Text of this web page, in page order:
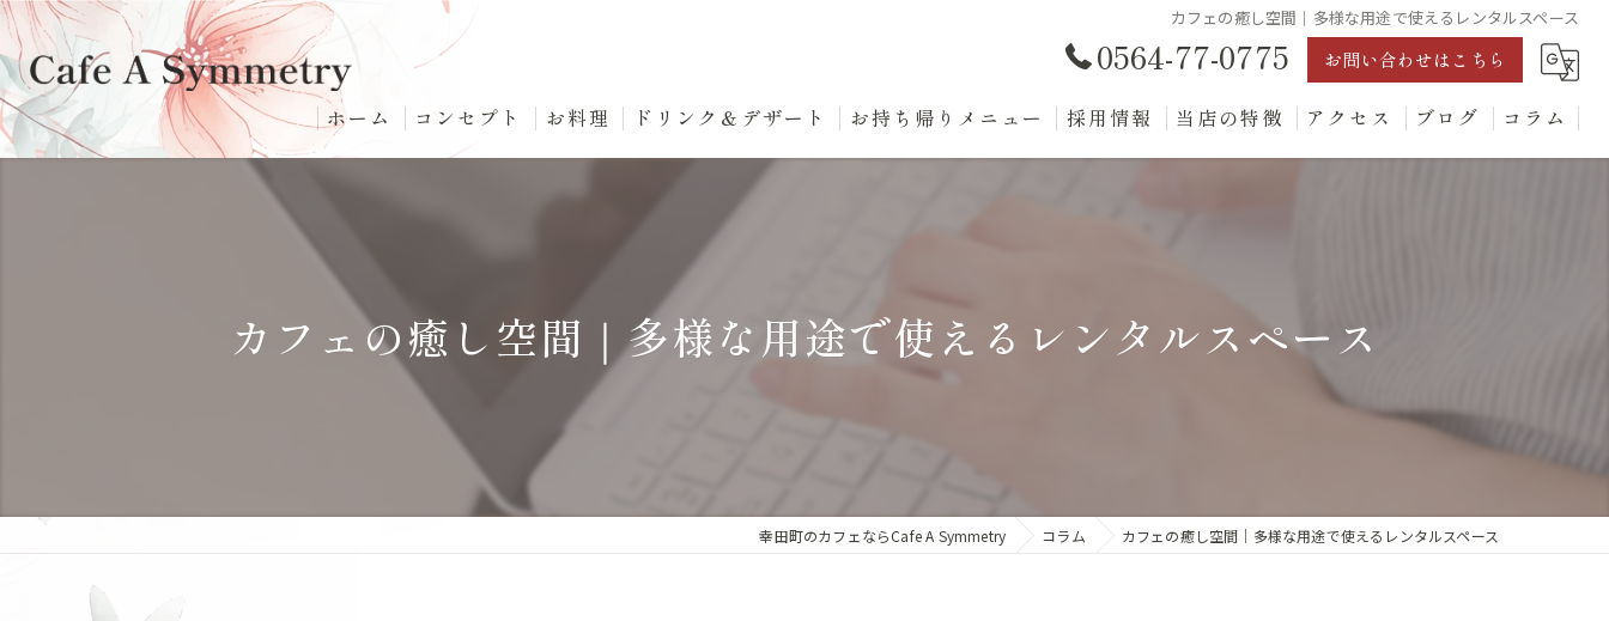
カフェの癒し空間｜多様な用途で使えるレンタルスペース
0564-77-0775 お問い合わせはこちら
ホーム コンセプト お料理 ドリンク＆デザート お持ち帰りメニュー 採用情報 当店の特徴 アクセス ブログ コラム
カフェの癒し空間｜多様な用途で使えるレンタルスペース
幸田町のカフェならCafe A Symmetry コラム カフェの癒し空間｜多様な用途で使えるレンタルスペース